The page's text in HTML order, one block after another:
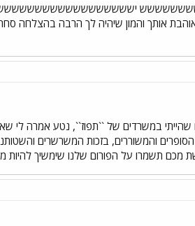
אוהבת אותך והמון שיהיה לך הרבה בהצלחה
והמשוררים, בזכות המשרשרים
על הפורום שלנו שימשיך להיות מס` 1. שוב תודה